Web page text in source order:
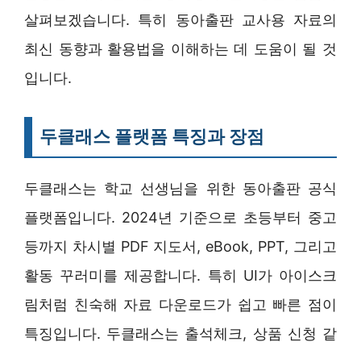
살펴보겠습니다. 특히 동아출판 교사용 자료의
최신 동향과 활용법을 이해하는 데 도움이 될 것
입니다.
두클래스 플랫폼 특징과 장점
두클래스는 학교 선생님을 위한 동아출판 공식
플랫폼입니다. 2024년 기준으로 초등부터 중고
등까지 차시별 PDF 지도서, eBook, PPT, 그리고
활동 꾸러미를 제공합니다. 특히 UI가 아이스크
림처럼 친숙해 자료 다운로드가 쉽고 빠른 점이
특징입니다. 두클래스는 출석체크, 상품 신청 같